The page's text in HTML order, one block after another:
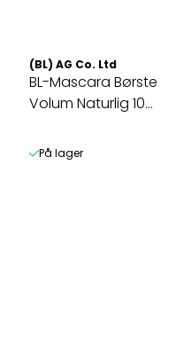
(BL) AG Co. Ltd
BL-Mascara Børste
Volum Naturlig 10
På lager